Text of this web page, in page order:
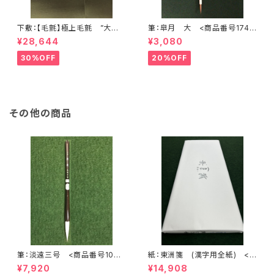
下敷：【毛氈】極上毛氈 ”大聖
武” 2500×900mm (2尺×8尺
判) 紺３ミリ <商品番号136
8>
¥28,644
30%OFF
筆：皐月 大 <商品番号1748
>
¥3,080
20%OFF
その他の商品
筆：淡遠三号 <商品番号1000
>
¥7,920
紙：東洲箋 (漢字用全紙) <
商品番号1929>
¥14,908